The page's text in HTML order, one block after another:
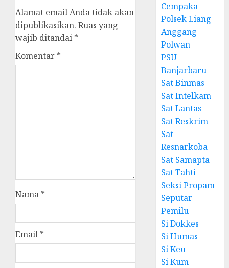
Alamat email Anda tidak akan
dipublikasikan. Ruas yang
wajib ditandai *
Komentar *
Nama *
Email *
Cempaka
Polsek Liang
Anggang
Polwan
PSU
Banjarbaru
Sat Binmas
Sat Intelkam
Sat Lantas
Sat Reskrim
Sat
Resnarkoba
Sat Samapta
Sat Tahti
Seksi Propam
Seputar
Pemilu
Si Dokkes
Si Humas
Si Keu
Si Kum